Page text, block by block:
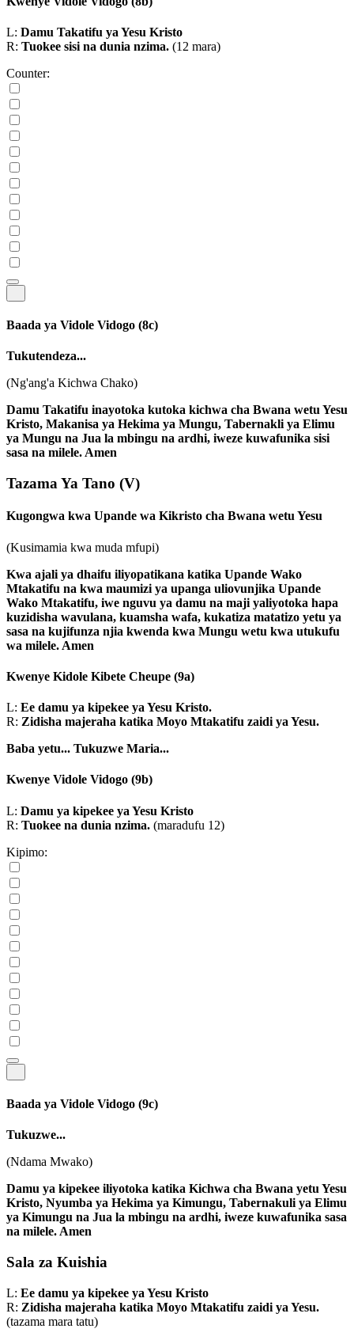
L: Damu Takatifu ya Yesu Kristo
R: Tuokee sisi na dunia nzima. (12 mara)
Counter:
Baada ya Vidole Vidogo (8c)
Tukutendeza...
(Ng'ang'a Kichwa Chako)
Damu Takatifu inayotoka kutoka kichwa cha Bwana wetu Yesu
Kristo, Makanisa ya Hekima ya Mungu, Tabernakli ya Elimu
ya Mungu na Jua la mbingu na ardhi, iweze kuwafunika sisi
sasa na milele. Amen
Tazama Ya Tano (V)
Kugongwa kwa Upande wa Kikristo cha Bwana wetu Yesu
(Kusimamia kwa muda mfupi)
Kwa ajali ya dhaifu iliyopatikana katika Upande Wako
Mtakatifu na kwa maumizi ya upanga uliovunjika Upande
Wako Mtakatifu, iwe nguvu ya damu na maji yaliyotoka hapa
kuzidisha wavulana, kuamsha wafa, kukatiza matatizo yetu ya
sasa na kujifunza njia kwenda kwa Mungu wetu kwa utukufu
wa milele. Amen
Kwenye Kidole Kibete Cheupe (9a)
L: Ee damu ya kipekee ya Yesu Kristo.
R: Zidisha majeraha katika Moyo Mtakatifu zaidi ya Yesu.
Baba yetu... Tukuzwe Maria...
Kwenye Vidole Vidogo (9b)
L: Damu ya kipekee ya Yesu Kristo
R: Tuokee na dunia nzima. (maradufu 12)
Kipimo:
Baada ya Vidole Vidogo (9c)
Tukuzwe...
(Ndama Mwako)
Damu ya kipekee iliyotoka katika Kichwa cha Bwana yetu Yesu
Kristo, Nyumba ya Hekima ya Kimungu, Tabernakuli ya Elimu
ya Kimungu na Jua la mbingu na ardhi, iweze kuwafunika sasa
na milele. Amen
Sala za Kuishia
L: Ee damu ya kipekee ya Yesu Kristo
R: Zidisha majeraha katika Moyo Mtakatifu zaidi ya Yesu.
(tazama mara tatu)